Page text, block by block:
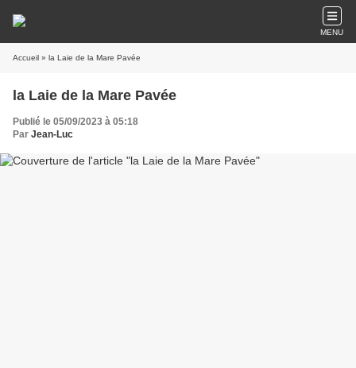
MENU
Accueil » la Laie de la Mare Pavée
la Laie de la Mare Pavée
Publié le 05/09/2023 à 05:18
Par Jean-Luc